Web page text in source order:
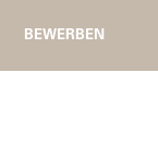
BEWERBEN